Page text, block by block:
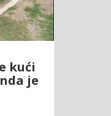
kući
je